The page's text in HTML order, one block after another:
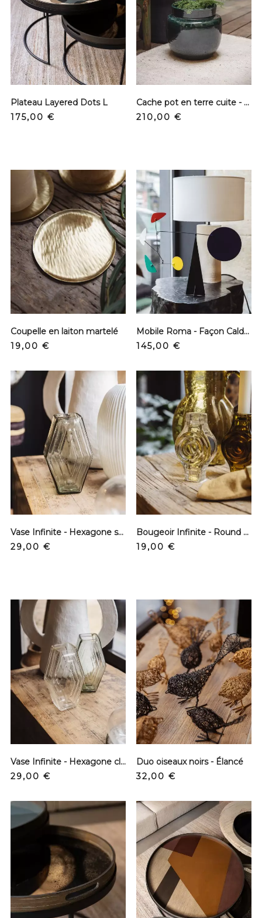
Plateau Layered Dots L
Prix
175,00 €
Cache pot en terre cuite - Vert
Prix
210,00 €
Coupelle en laiton martelé
Prix
19,00 €
Mobile Roma - Façon Calder
Prix
145,00 €
Vase Infinite - Hexagone smokey green
Prix
29,00 €
Bougeoir Infinite - Round clear
Prix
19,00 €
Vase Infinite - Hexagone clear
Prix
29,00 €
Duo oiseaux noirs - Élancé
Prix
32,00 €